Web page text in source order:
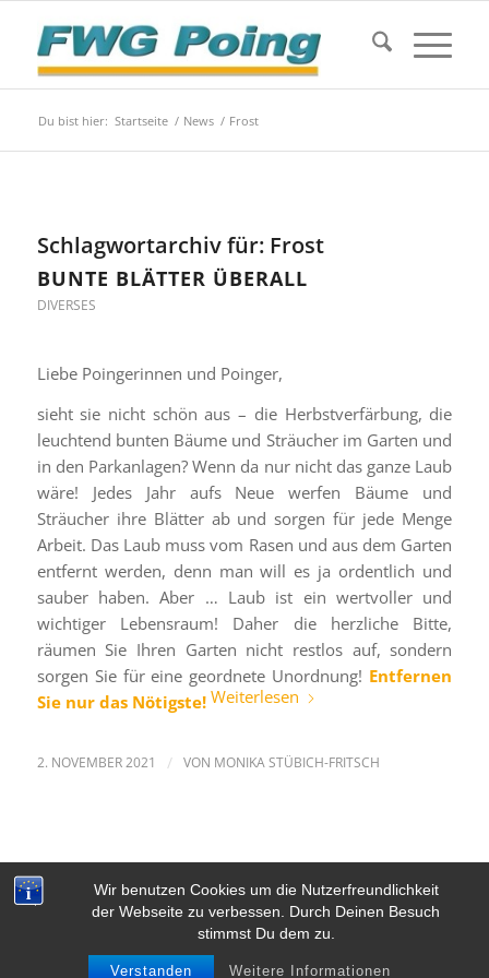
Wir benutzen Cookies um die Nutzerfreundlichkeit
der Webseite zu verbessen. Durch Deinen Besuch
stimmst Du dem zu.
Verstanden Weitere Informationen
Du bist hier: Startseite / News / Frost
Schlagwortarchiv für: Frost
BUNTE BLÄTTER ÜBERALL
DIVERSES
Liebe Poingerinnen und Poinger,
sieht sie nicht schön aus – die Herbstverfärbung, die
leuchtend bunten Bäume und Sträucher im Garten und
in den Parkanlagen? Wenn da nur nicht das ganze Laub
wäre! Jedes Jahr aufs Neue werfen Bäume und
Sträucher ihre Blätter ab und sorgen für jede Menge
Arbeit. Das Laub muss vom Rasen und aus dem Garten
entfernt werden, denn man will es ja ordentlich und
sauber haben. Aber … Laub ist ein wertvoller und
wichtiger Lebensraum! Daher die herzliche Bitte,
räumen Sie Ihren Garten nicht restlos auf, sondern
sorgen Sie für eine geordnete Unordnung! Entfernen
Sie nur das Nötigste! Weiterlesen
2. NOVEMBER 2021 / VON MONIKA STÜBICH-FRITSCH
Datenschutzerklärung Impressum Links